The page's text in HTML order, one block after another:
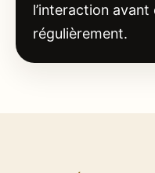
l’interaction avant
régulièrement.